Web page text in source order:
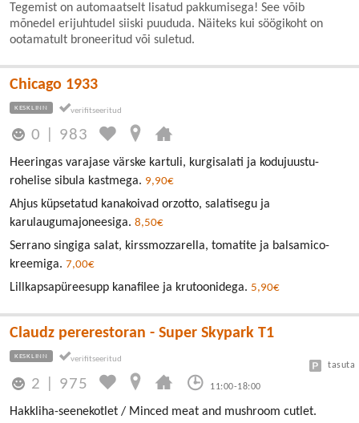
Tegemist on automaatselt lisatud pakkumisega! See võib
mõnedel erijuhtudel siiski puududa. Näiteks kui söögikoht on
ootamatult broneeritud või suletud.
Chicago 1933
KESKLINN
0 983
Heeringas varajase värske kartuli, kurgisalati ja kodujuustu-
rohelise sibula kastmega. 9,90€
Ahjus küpsetatud kanakoivad orzotto, salatisegu ja
karulaugumajoneesiga. 8,50€
Serrano singiga salat, kirssmozzarella, tomatite ja balsamico-
kreemiga. 7,00€
Lillkapsapüreesupp kanafilee ja krutoonidega. 5,90€
Claudz pererestoran - Super Skypark T1
KESKLINN
2 975 11:00-18:00
tasuta
Hakkliha-seenekotlet / Minced meat and mushroom cutlet.